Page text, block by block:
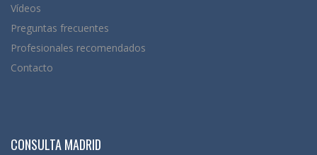
Vídeos
Preguntas frecuentes
Profesionales recomendados
Contacto
CONSULTA MADRID